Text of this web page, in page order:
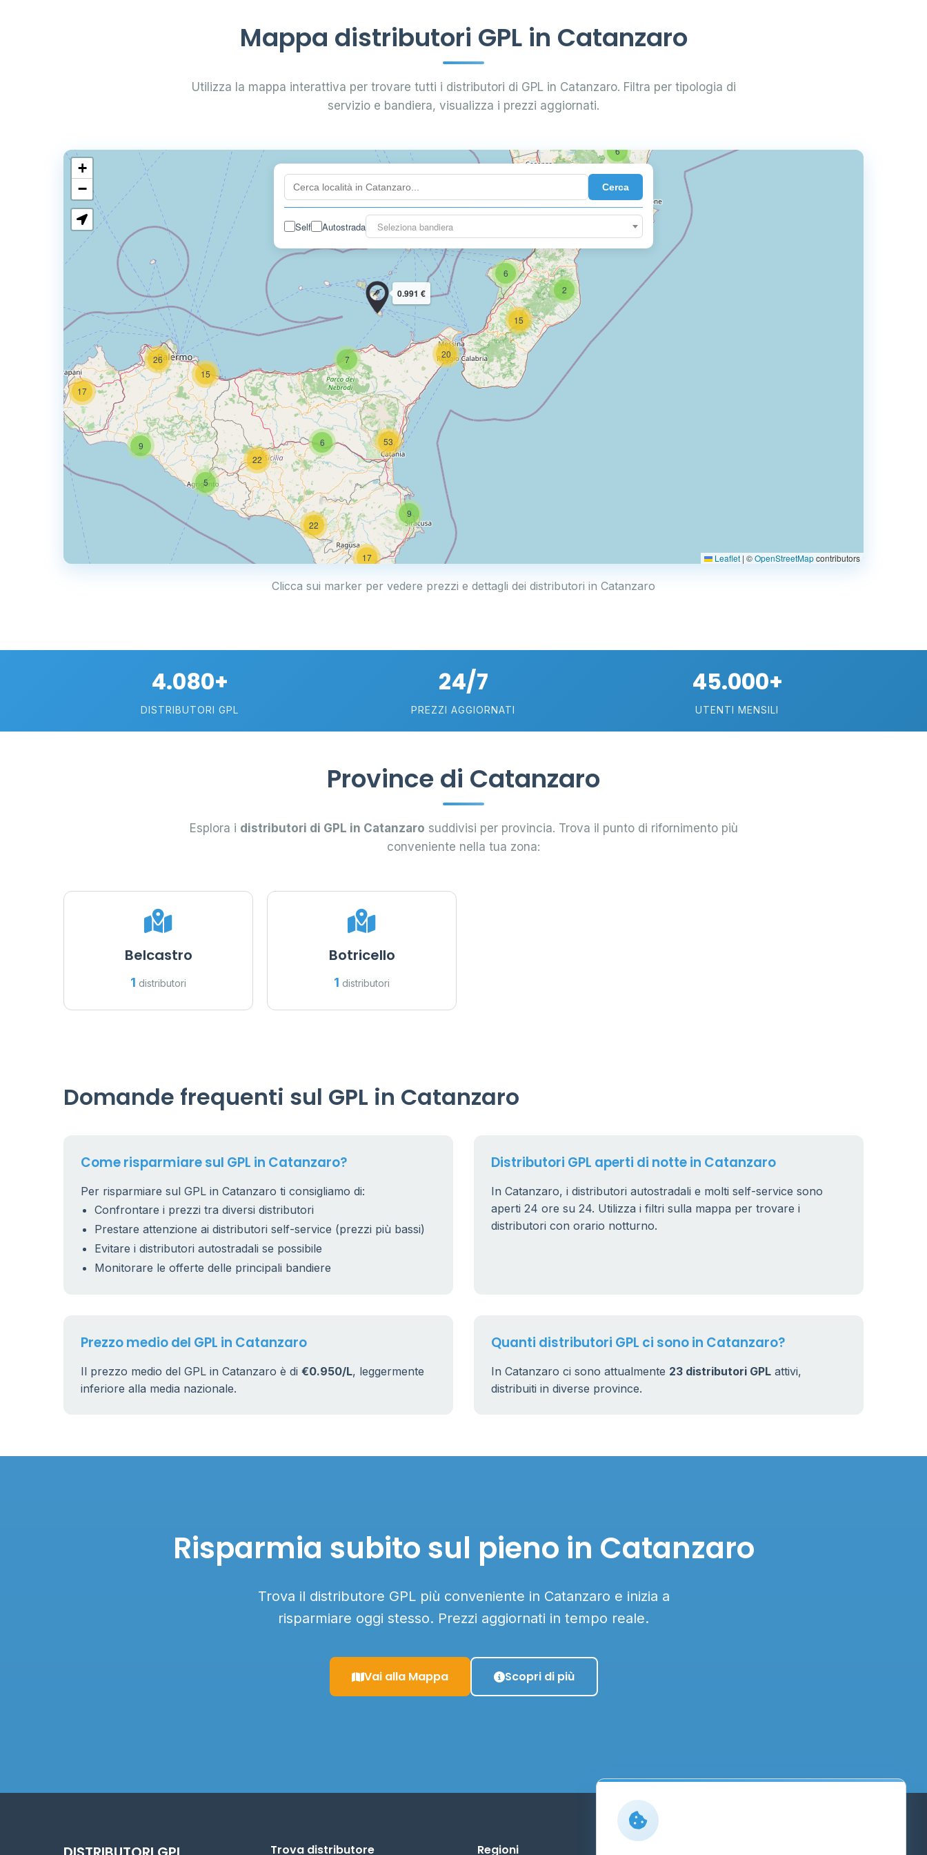
Mappa distributori GPL in Catanzaro
Utilizza la mappa interattiva per trovare tutti i distributori di GPL in Catanzaro. Filtra per tipologia di
servizio e bandiera, visualizza i prezzi aggiornati.
Cerca
Self Autostrada Seleziona bandiera
9
7 20
6 53
17
15
26
5
9
17
22
22
6
2
15
10
7
6
4
0.991 €
+
−
Leaflet | ©OpenStreetMapcontributors
Clicca sui marker per vedere prezzi e dettagli dei distributori in Catanzaro
4.080+
DISTRIBUTORI GPL
24/7
PREZZI AGGIORNATI
45.000+
UTENTI MENSILI
Province di Catanzaro
Esplora i distributori di GPL in Catanzaro suddivisi per provincia. Trova il punto di rifornimento più
conveniente nella tua zona:
Belcastro
1 distributori
Botricello
1 distributori
Domande frequenti sul GPL in Catanzaro
Come risparmiare sul GPL in Catanzaro?
Per risparmiare sul GPL in Catanzaro ti consigliamo di:
Confrontare i prezzi tra diversi distributori
Prestare attenzione ai distributori self-service (prezzi più bassi)
Evitare i distributori autostradali se possibile
Monitorare le offerte delle principali bandiere
Distributori GPL aperti di notte in Catanzaro
In Catanzaro, i distributori autostradali e molti self-service sono
aperti 24 ore su 24. Utilizza i filtri sulla mappa per trovare i
distributori con orario notturno.
Prezzo medio del GPL in Catanzaro
Il prezzo medio del GPL in Catanzaro è di €0.950/L, leggermente
inferiore alla media nazionale.
Quanti distributori GPL ci sono in Catanzaro?
In Catanzaro ci sono attualmente 23 distributori GPL attivi,
distribuiti in diverse province.
Risparmia subito sul pieno in Catanzaro
Trova il distributore GPL più conveniente in Catanzaro e inizia a
risparmiare oggi stesso. Prezzi aggiornati in tempo reale.
Vai alla Mappa Scopri di più
Trova distributore Regioni